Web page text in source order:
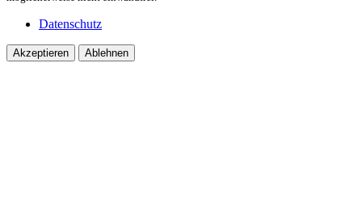
Datenschutz
Akzeptieren Ablehnen